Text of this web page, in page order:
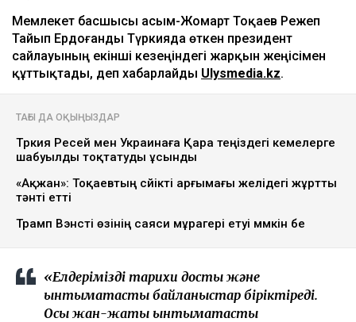
Мемлекет басшысы Қасым-Жомарт Тоқаев Режеп
Тайып Ердоғанды Түркияда өткен президент
сайлауының екінші кезеңіндегі жарқын жеңісімен
құттықтады, деп хабарлайды Ulysmedia.kz.
ТАҒЫ ДА ОҚЫҢЫЗДАР
Түркия Ресей мен Украинаға Қара теңіздегі кемелерге
шабуылды тоқтатуды ұсынды
«Ақжан»: Тоқаевтың сүйікті арғымағы желідегі жұртты
тәнті етті
Трамп Вэнсті өзінің саяси мұрагері етуі мүмкін бе
«Елдерімізді тарихи достық және
ынтымақтастық байланыстар біріктіреді.
Осы жан-жақты ынтымақтастық